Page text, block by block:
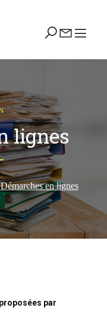
lignes
Démarches en lignes
par